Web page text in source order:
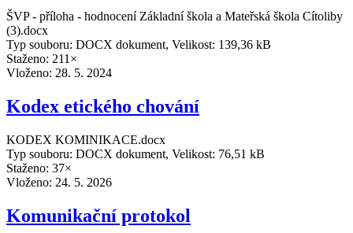
ŠVP - příloha - hodnocení Základní škola a Mateřská škola Cítoliby
(3).docx
Typ souboru: DOCX dokument, Velikost: 139,36 kB
Staženo: 211×
Vloženo: 28. 5. 2024
Kodex etického chování
KODEX KOMINIKACE.docx
Typ souboru: DOCX dokument, Velikost: 76,51 kB
Staženo: 37×
Vloženo: 24. 5. 2026
Komunikační protokol